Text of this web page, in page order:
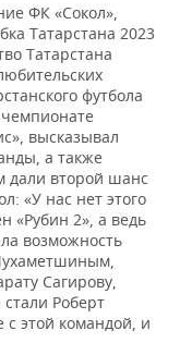
ФК «Сокол»,
Татарстана 2023
Татарстана
футбола
высказывал
а также
дали второй шанс
«У нас нет этого
«Рубин 2», а ведь
возможность
Сагирову,
Роберт
с этой командой, и